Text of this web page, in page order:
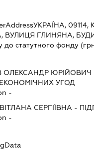
УКРАЇНА,
ВУЛИЦЯ ГЛИНЯНА,
до статутного фонду
ЮРІЙОВИЧ
УГОД
-
СЕРГІЇВНА -
-